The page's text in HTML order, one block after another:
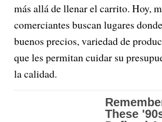
más allá de llenar el carrito. Hoy,
comerciantes buscan lugares
buenos precios, variedad de
que les permitan cuidar su
la calidad.